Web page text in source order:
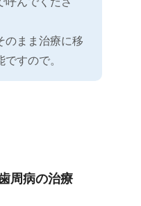
のまま治療に移
すので。
周病の治療